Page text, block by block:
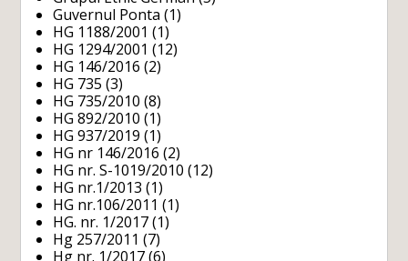
Guvernul Ponta (1)
HG 1188/2001 (1)
HG 1294/2001 (12)
HG 146/2016 (2)
HG 735 (3)
HG 735/2010 (8)
HG 892/2010 (1)
HG 937/2019 (1)
HG nr 146/2016 (2)
HG nr. S-1019/2010 (12)
HG nr.1/2013 (1)
HG nr.106/2011 (1)
HG. nr. 1/2017 (1)
Hg 257/2011 (7)
Hg nr. 1/2017 (6)